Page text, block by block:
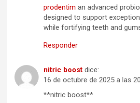
prodentim an advanced
designed to support
while fortifying teeth and
Responder
nitric boost dice:
16 de octubre de 2025 a las
** nitric boost**